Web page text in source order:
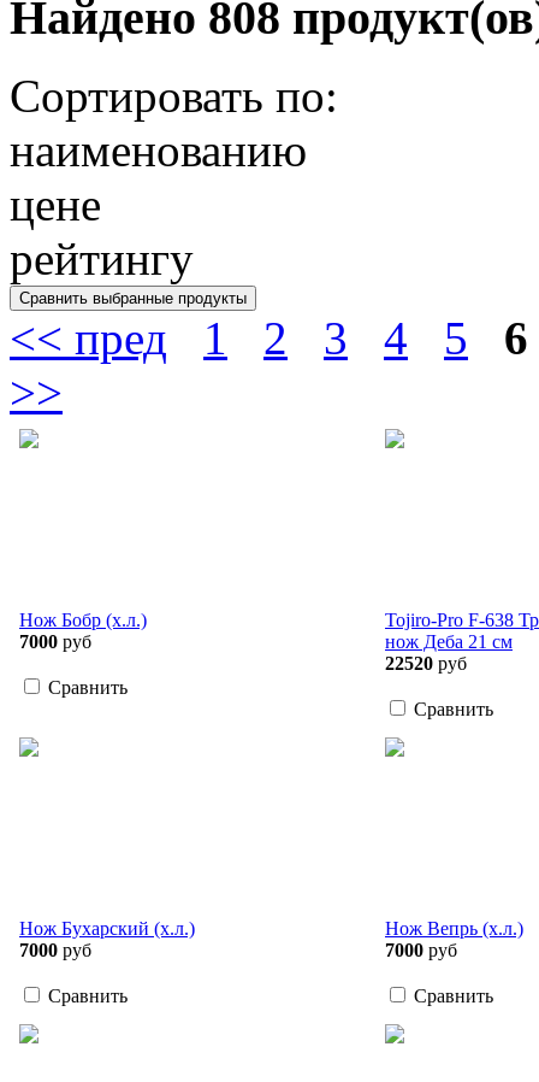
Найдено 808
Сортировать по:
наименованию
цене
рейтингу
<< пред
1 2 3 4 5
6
>>
Нож Бобр (х.л.)
7000 руб
Сравнить
Tojiro-Pro F-638
нож Деба 21 см
22520 руб
Сравнить
Нож Бухарский (х.л.)
7000 руб
Сравнить
Нож Вепрь (х.л.)
7000 руб
Сравнить